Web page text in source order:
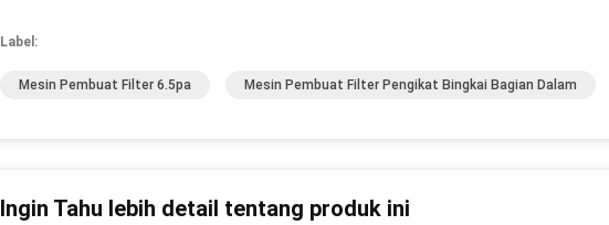
Label:
Mesin Pembuat Filter 6.5pa Mesin Pembuat Filter Pengikat Bingkai Bagian Dalam
Ingin Tahu lebih detail tentang produk ini